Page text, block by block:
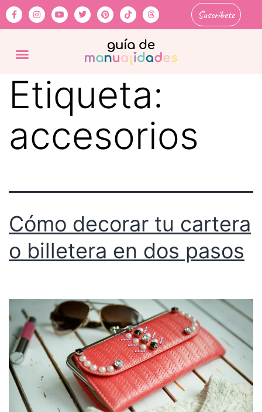
Suscríbete
Etiqueta:
accesorios
Cómo decorar tu cartera
o billetera en dos pasos